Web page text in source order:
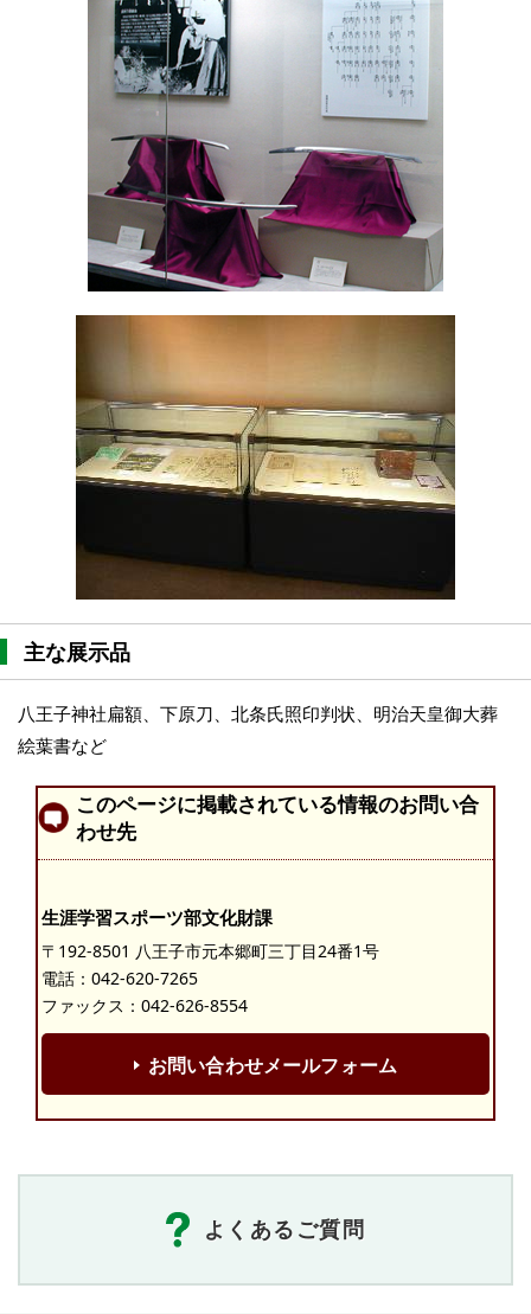
主な展示品
八王子神社扁額、下原刀、北条氏照印判状、明治天皇御大葬
絵葉書など
このページに掲載されている情報のお問い合
わせ先
生涯学習スポーツ部文化財課
〒192-8501 八王子市元本郷町三丁目24番1号
電話： 042-620-7265
ファックス：042-626-8554
お問い合わせメールフォーム
よくあるご質問